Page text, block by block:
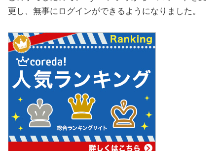
更し、無事にログインができるようになりました。